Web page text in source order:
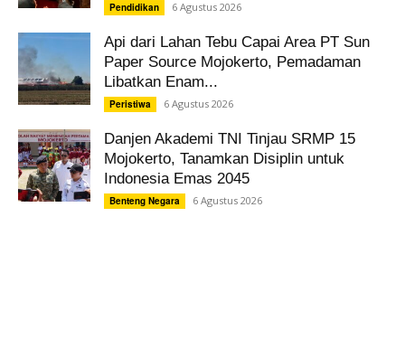
Pendidikan 6 Agustus 2026
Api dari Lahan Tebu Capai Area PT Sun
Paper Source Mojokerto, Pemadaman
Libatkan Enam...
Peristiwa 6 Agustus 2026
Danjen Akademi TNI Tinjau SRMP 15
Mojokerto, Tanamkan Disiplin untuk
Indonesia Emas 2045
Benteng Negara 6 Agustus 2026